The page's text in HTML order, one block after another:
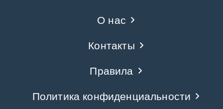
О нас
Контакты
Правила
Политика конфиденциальности